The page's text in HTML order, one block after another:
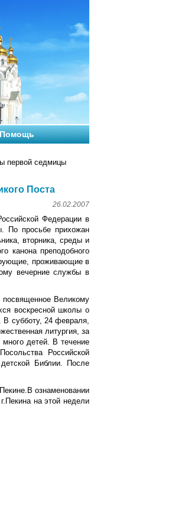
Помощь
первой седмицы
Поста
26.02.2007
Федерации в
По просьбе прихожан
вторника, среды и
канона преподобного
проживающие в
вечерние службы в
посвященное Великому
воскресной школы о
В субботу, 24 февраля,
литургия, за
детей. В течение
Российской
Библии. После
ознаменовании
на этой недели